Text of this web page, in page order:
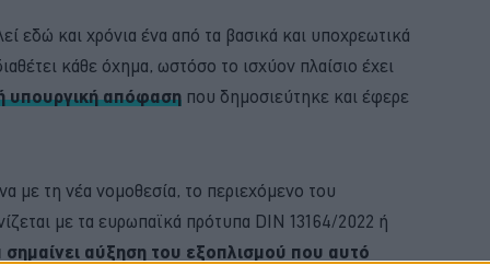
εδώ και χρόνια ένα από τα βασικά και υποχρεωτικά
κάθε όχημα, ωστόσο το ισχύον πλαίσιο έχει
υπουργική απόφαση που δημοσιεύτηκε και έφερε
με τη νέα νομοθεσία, το περιεχόμενο του
με τα ευρωπαϊκά πρότυπα DIN 13164/2022 ή
σημαίνει αύξηση του εξοπλισμού που αυτό